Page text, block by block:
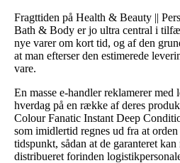
Fragttiden på Health & Beauty ||
Bath & Body er jo ultra central i
nye varer om kort tid, og af den
at man efterser den estimerede
vare.
En masse e-handler reklamerer med
hverdag på en række af deres
Colour Fanatic Instant Deep
som imidlertid regnes ud fra at orden
tidspunkt, sådan at de garanteret
distribueret forinden